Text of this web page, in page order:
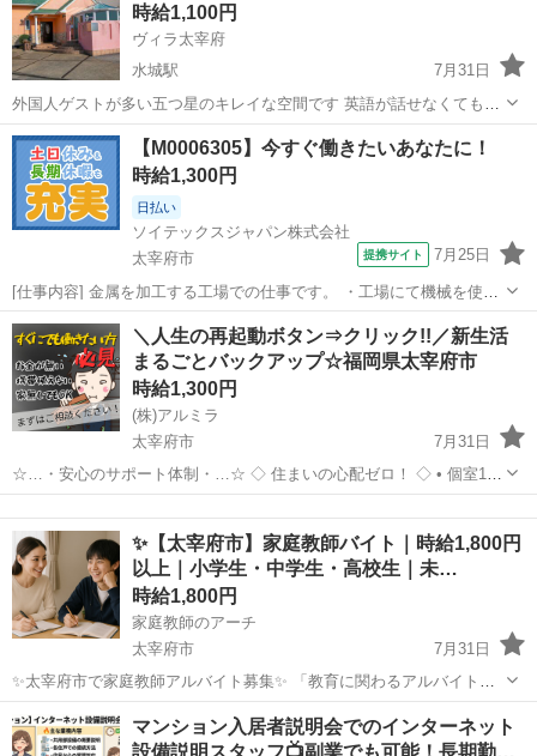
けしてみたい方やどんな求...
時給1,100円
ヴィラ太宰府
水城駅
7月31日
外国人ゲストが多い五つ星のキレイな空間です 英語が話せなくても
OK（＾＾）ハローの笑顔は世界共通語です BBQ・プール・露天風
呂・看板犬バニラ＆アイスがいる アメリカから輸入し完成した空間で
す お仕事時間は昼間ですの...
福岡 太宰府市 その他 給料
【M0006305】今すぐ働きたいあなたに！
時給1,300円
日払い
ソイテックスジャパン株式会社
太宰府市
提携サイト 7月25日
[仕事内容] 金属を加工する工場での仕事です。 ・工場にて機械を使用
した金属を切る・曲げる・くっつける作業をお任せします。 主に
柱・土台などを制作・組み立てる作業です。 ＼＼ 職場見学歓
迎 男女活躍中 ／／ ...
福岡 太宰府市 工場
＼人生の再起動ボタン⇒クリック!!／新生活
まるごとバックアップ☆福岡県太宰府市
時給1,300円
(株)アルミラ
太宰府市
7月31日
☆…・安心のサポート体制・…☆ ◇ 住まいの心配ゼロ！ ◇ • 個室1R
完全無料！ • 即日入寮OK！など ◇ 所持金ゼロでもスタートできる！
◇ • 食費・生活費のサポート • 移動費用...
✨【太宰府市】家庭教師バイト｜時給1,800円
以上｜小学生・中学生・高校生｜未…
時給1,800円
家庭教師のアーチ
太宰府市
7月31日
✨太宰府市で家庭教師アルバイト募集✨ 「教育に関わるアルバイトを
探している」 「太宰府市で家庭教師の仕事をしてみたい」 「人に教え
る経験を積みたい」 そんな方におすすめの家庭教師バイトです。 現
福岡 太宰府市 家庭教師 時給
マンション入居者説明会でのインターネット
設備説明スタッフ📺副業でも可能！長期勤…